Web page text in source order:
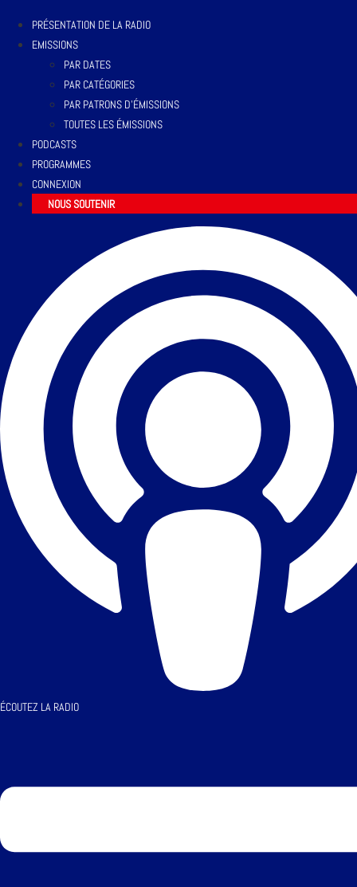
PRÉSENTATION DE LA RADIO
EMISSIONS
PAR DATES
PAR CATÉGORIES
PAR PATRONS D’ÉMISSIONS
TOUTES LES ÉMISSIONS
PODCASTS
PROGRAMMES
CONNEXION
NOUS SOUTENIR
ÉCOUTEZ LA RADIO